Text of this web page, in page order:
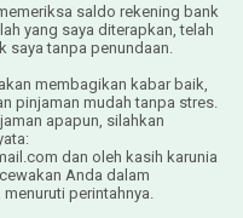
saldo rekening bank
yang saya diterapkan, telah
saya tanpa penundaan.
membagikan kabar baik,
pinjaman mudah tanpa stres.
apapun, silahkan
dan oleh kasih karunia
Anda dalam
perintahnya.